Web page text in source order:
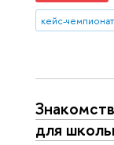
кейс-
для